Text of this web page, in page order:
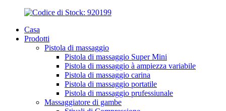
Casa
Prodotti
Pistola di massaggio
Pistola di massaggio Super Mini
Pistola di massaggio à ampiezza variabile
Pistola di massaggio carina
Pistola di massaggio portatile
Pistola di massaggio prufessiunale
Massaggiatore di gambe